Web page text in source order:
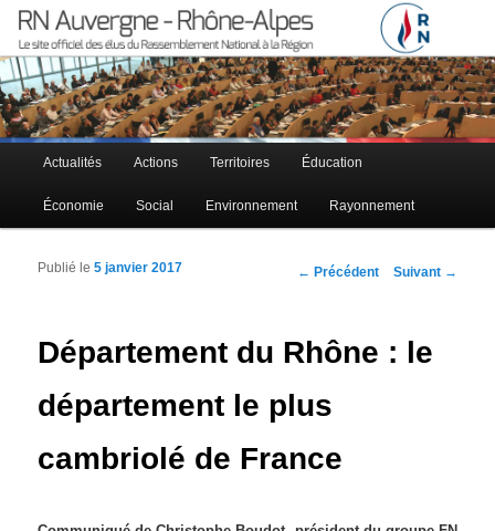
RN Auvergne – Rhône-Alpes
Le site officiel des élus RN à la région Auvergne – Rhône-Alpes
Menu principal
Aller au contenu principal
Aller au contenu secondaire
Actualités Actions Territoires Éducation
Économie Social Environnement Rayonnement
Navigation des articles
← Précédent Suivant →
Département du Rhône : le
département le plus
cambriolé de France
Publié le5 janvier 2017